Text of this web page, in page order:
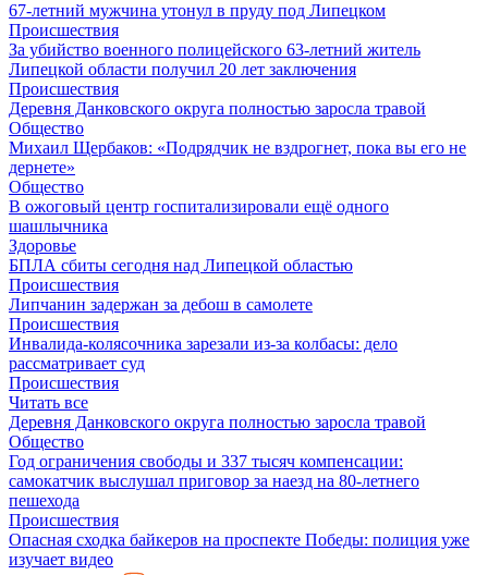
67-летний мужчина утонул в пруду под Липецком
Происшествия
За убийство военного полицейского 63-летний житель
Липецкой области получил 20 лет заключения
Происшествия
Деревня Данковского округа полностью заросла травой
Общество
Михаил Щербаков: «Подрядчик не вздрогнет, пока вы его не
дернете»
Общество
В ожоговый центр госпитализировали ещё одного
шашлычника
Здоровье
БПЛА сбиты сегодня над Липецкой областью
Происшествия
Липчанин задержан за дебош в самолете
Происшествия
Инвалида-колясочника зарезали из-за колбасы: дело
рассматривает суд
Происшествия
Читать все
Деревня Данковского округа полностью заросла травой
Общество
Год ограничения свободы и 337 тысяч компенсации:
самокатчик выслушал приговор за наезд на 80-летнего
пешехода
Происшествия
Опасная сходка байкеров на проспекте Победы: полиция уже
изучает видео